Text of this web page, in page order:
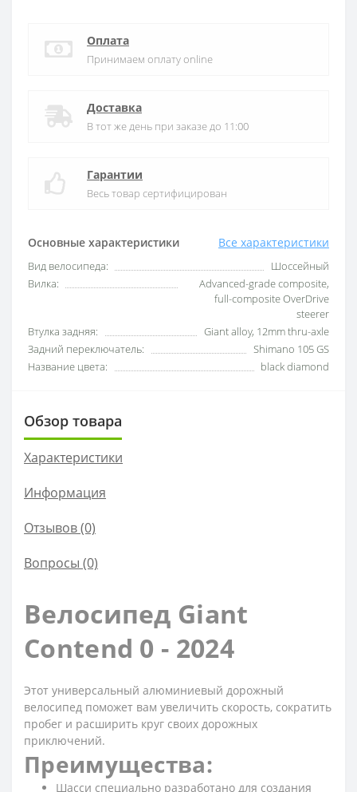
Основные характеристики Все характеристики
Вид велосипеда:
Шоссейный
Вилка:
Advanced-grade composite,
full-composite OverDrive
steerer
Втулка задняя:
Giant alloy, 12mm thru-axle
Задний переключатель:
Shimano 105 GS
Название цвета:
black diamond
Оплата
Принимаем оплату online
Доставка
В тот же день при заказе до 11:00
Гарантии
Весь товар сертифицирован
Обзор товара
Характеристики
Информация
Отзывов (0)
Вопросы (0)
Велосипед Giant
Contend 0 - 2024
Этот универсальный алюминиевый дорожный
велосипед поможет вам увеличить скорость, сократить
пробег и расширить круг своих дорожных
приключений.
Преимущества:
Шасси специально разработано для создания